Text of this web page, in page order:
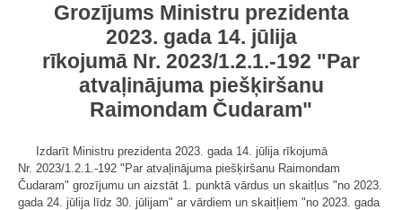
Grozījums Ministru prezidenta
2023. gada 14. jūlija
rīkojumā Nr. 2023/1.2.1.-192 "Par
atvaļinājuma piešķiršanu
Raimondam Čudaram"
Izdarīt Ministru prezidenta 2023. gada 14. jūlija rīkojumā
Nr. 2023/1.2.1.-192 "Par atvaļinājuma piešķiršanu Raimondam
Čudaram" grozījumu un aizstāt 1. punktā vārdus un skaitļus "no 2023.
gada 24. jūlija līdz 30. jūlijam" ar vārdiem un skaitļiem "no 2023. gada